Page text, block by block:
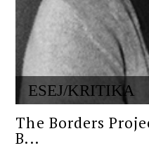
ESEJ/KRITIKA
The Borders
B...